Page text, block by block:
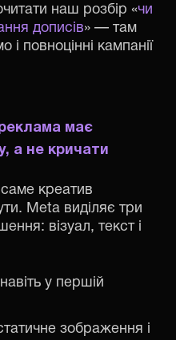
наш розбір «чи
дописів» — там
повноцінні кампанії
має
а не кричати
креатив
Meta виділяє три
візуал, текст і
у першій
зображення і